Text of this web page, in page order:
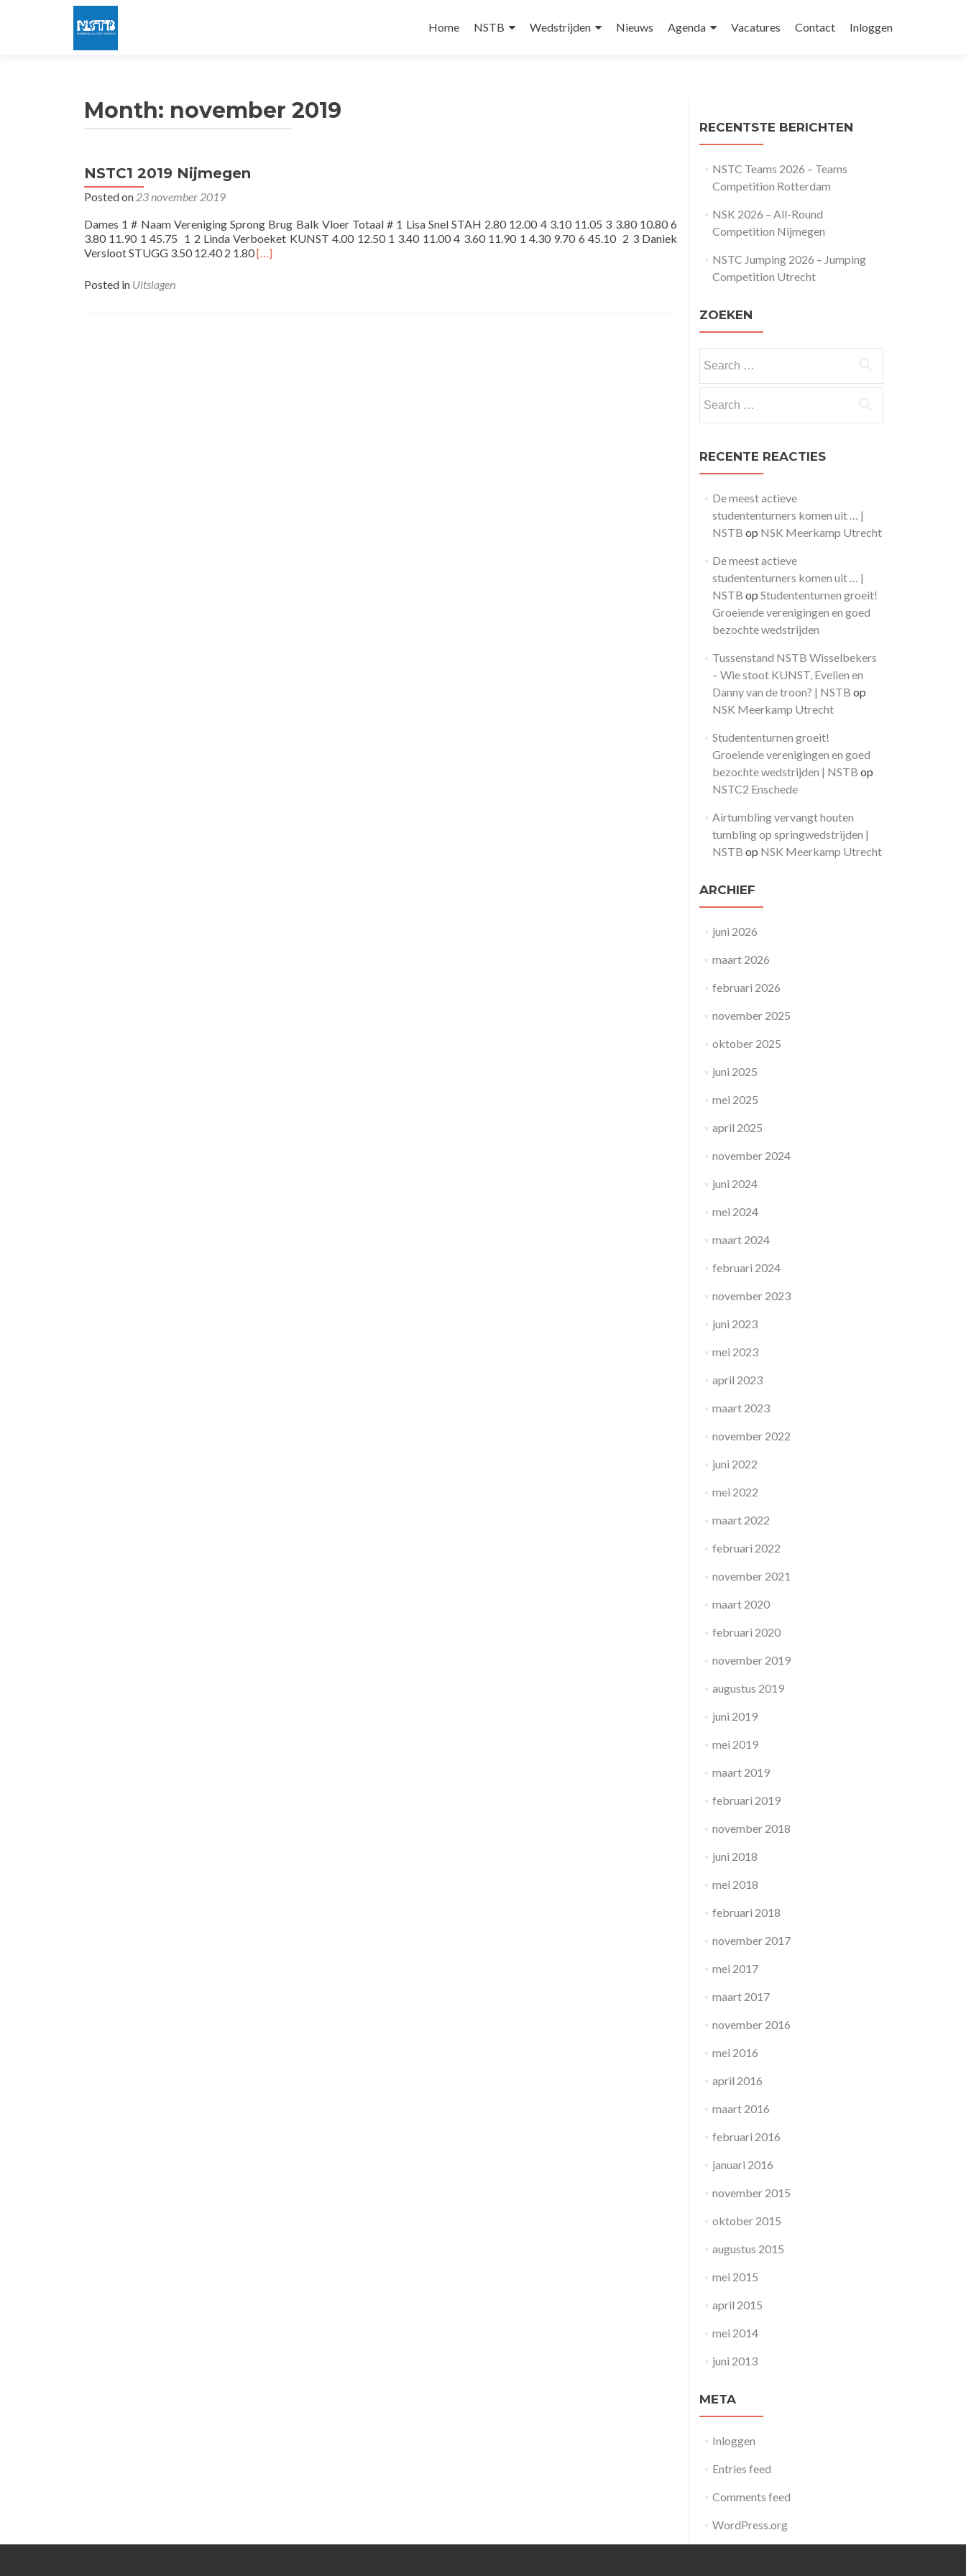
to
Home NSTB Wedstrijden Nieuws Agenda Vacatures Contact Inloggen
Month: november 2019
NSTC1 2019 Nijmegen
Posted on 23 november 2019
Dames 1 # Naam Vereniging Sprong Brug Balk Vloer Totaal # 1 Lisa Snel STAH 2.80 12.00 4 3.10 11.05 3 3.80 10.80 6
3.80 11.90 1 45.75 1 2 Linda Verboeket KUNST 4.00 12.50 1 3.40 11.00 4 3.60 11.90 1 4.30 9.70 6 45.10 2 3 Daniek
Versloot STUGG 3.50 12.40 2 1.80Read
[…]
Posted in Uitslagen
RECENTSTE BERICHTEN
NSTC Teams 2026 – Teams
Competition Rotterdam
NSK 2026 – All-Round
Competition Nijmegen
NSTC Jumping 2026 – Jumping
Competition Utrecht
ZOEKEN
for:
for:
RECENTE REACTIES
De meest actieve
studententurners komen uit … |
NSTB op NSK Meerkamp Utrecht
De meest actieve
studententurners komen uit … |
NSTB op Studententurnen groeit!
Groeiende verenigingen en goed
bezochte wedstrijden
Tussenstand NSTB Wisselbekers
– Wie stoot KUNST, Evelien en
Danny van de troon? | NSTB op
NSK Meerkamp Utrecht
Studententurnen groeit!
Groeiende verenigingen en goed
bezochte wedstrijden | NSTB op
NSTC2 Enschede
Airtumbling vervangt houten
tumbling op springwedstrijden |
NSTB op NSK Meerkamp Utrecht
ARCHIEF
juni 2026
maart 2026
februari 2026
november 2025
oktober 2025
juni 2025
mei 2025
april 2025
november 2024
juni 2024
mei 2024
maart 2024
februari 2024
november 2023
juni 2023
mei 2023
april 2023
maart 2023
november 2022
juni 2022
mei 2022
maart 2022
februari 2022
november 2021
maart 2020
februari 2020
november 2019
augustus 2019
juni 2019
mei 2019
maart 2019
februari 2019
november 2018
juni 2018
mei 2018
februari 2018
november 2017
mei 2017
maart 2017
november 2016
mei 2016
april 2016
maart 2016
februari 2016
januari 2016
november 2015
oktober 2015
augustus 2015
mei 2015
april 2015
mei 2014
juni 2013
META
Inloggen
Entries feed
Comments feed
WordPress.org